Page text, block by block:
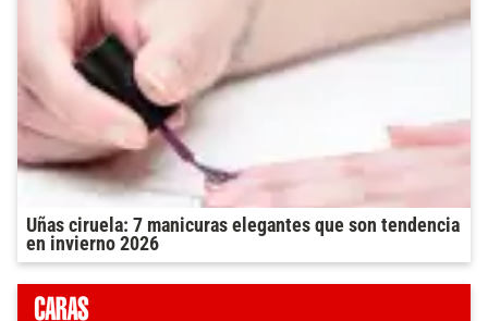
Uñas ciruela: 7 manicuras elegantes que son tendencia
en invierno 2026